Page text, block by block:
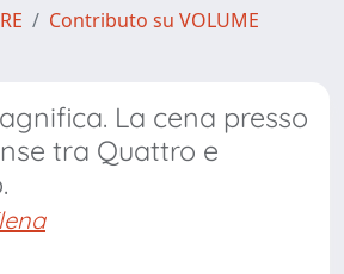
Contributo su VOLUME
La cena presso
tra Quattro e